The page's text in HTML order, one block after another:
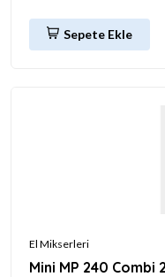
Sepete Ekle
El Mikserleri
Mini MP 240